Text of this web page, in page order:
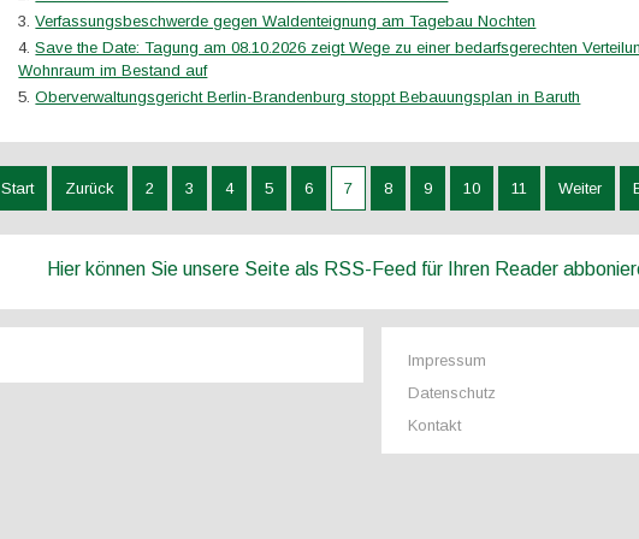
Verfassungsbeschwerde gegen Waldenteignung am Tagebau Nochten
Save the Date: Tagung am 08.10.2026 zeigt Wege zu einer bedarfsgerechten
Wohnraum im Bestand auf
Oberverwaltungsgericht Berlin-Brandenburg stoppt Bebauungsplan in Baruth
Start Zurück 2 3 4 5 6 7 8 9 10 11 Weiter
Hier können Sie unsere Seite als RSS-Feed für Ihren Reader
Impressum
Datenschutz
Kontakt